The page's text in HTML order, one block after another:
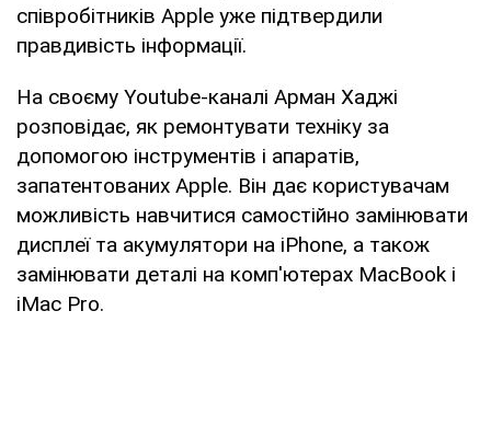
співробітників Apple уже підтвердили
правдивість інформації.
На своєму Youtube-каналі Арман Хаджі
розповідає, як ремонтувати техніку за
допомогою інструментів і апаратів,
запатентованих Apple. Він дає користувачам
можливість навчитися самостійно замінювати
дисплеї та акумулятори на iPhone, а також
замінювати деталі на комп'ютерах MacBook і
iMac Pro.